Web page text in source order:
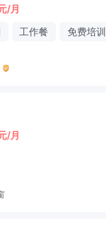
/月
工作餐 免费培训
/月